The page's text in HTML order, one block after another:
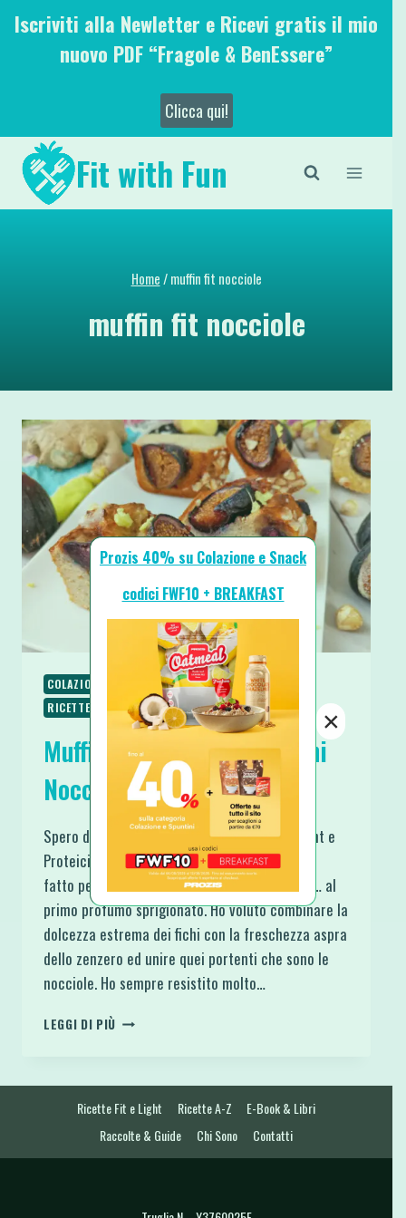
SaltaIscriviti alla Newletter e Ricevi gratis il mio
nuovo PDF “Fragole & BenEssere”
Clicca qui!
Fit with Fun
Home/ muffin fit nocciole
muffin fit nocciole
COLAZIONE RICETTE
RICETTE DOLCI
RICETTE PROTEICHE
Muffin Light e Proteici Fichi
Nocciole e Zenzero
Spero di farti innamorare di questi Muffin Light e
Proteici Fichi Nocciole e Zenzero come hanno
fatto perdere la testa a me…. al primo morso… al
primo profumo sprigionato. Ho voluto combinare la
dolcezza estrema dei fichi con la freschezza aspra
dello zenzero ed unire quei portenti che sono le
nocciole. Ho sempre resistito molto…
LEGGI DI PIÙ MUFFIN
NOCCIOLE
E
Ricette Fit e Light Ricette A-Z
E-Book & Libri
Raccolte & Guide
Chi Sono Contatti
Prozis 40% su Colazione e Snack
codici FWF10 + BREAKFAST
×